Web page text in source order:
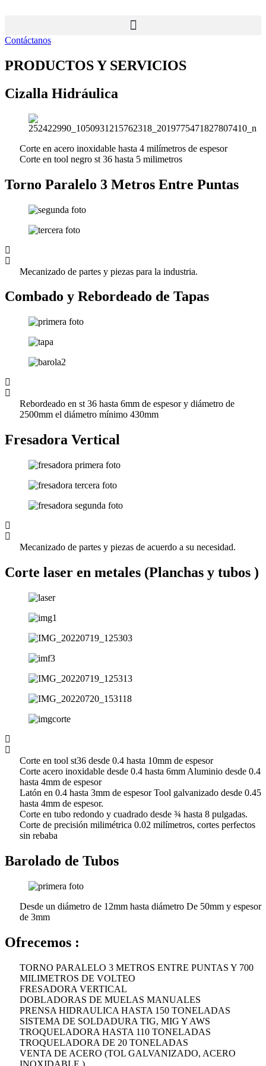
Contáctanos
PRODUCTOS Y SERVICIOS
Cizalla Hidráulica
Corte en acero inoxidable hasta 4 milímetros de espesor
Corte en tool negro st 36 hasta 5 milimetros
Torno Paralelo 3 Metros Entre Puntas
Mecanizado de partes y piezas para la industria.
Combado y Rebordeado de Tapas
Rebordeado en st 36 hasta 6mm de espesor y diámetro de
2500mm el diámetro mínimo 430mm
Fresadora Vertical
Mecanizado de partes y piezas de acuerdo a su necesidad.
Corte laser en metales (Planchas y tubos )
Corte en tool st36 desde 0.4 hasta 10mm de espesor
Corte acero inoxidable desde 0.4 hasta 6mm Aluminio desde 0.4
hasta 4mm de espesor
Latón en 0.4 hasta 3mm de espesor Tool galvanizado desde 0.45
hasta 4mm de espesor.
Corte en tubo redondo y cuadrado desde ¾ hasta 8 pulgadas.
Corte de precisión milimétrica 0.02 milímetros, cortes perfectos
sin rebaba
Barolado de Tubos
Desde un diámetro de 12mm hasta diámetro De 50mm y espesor
de 3mm
Ofrecemos :
TORNO PARALELO 3 METROS ENTRE PUNTAS Y 700
MILIMETROS DE VOLTEO
FRESADORA VERTICAL
DOBLADORAS DE MUELAS MANUALES
PRENSA HIDRAULICA HASTA 150 TONELADAS
SISTEMA DE SOLDADURA TIG, MIG Y AWS
TROQUELADORA HASTA 110 TONELADAS
TROQUELADORA DE 20 TONELADAS
VENTA DE ACERO (TOL GALVANIZADO, ACERO
INOXIDABLE )